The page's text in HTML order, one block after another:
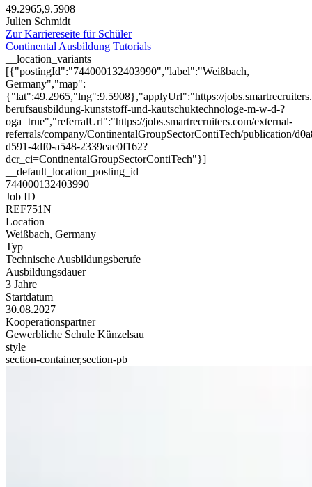
49.2965,9.5908
Julien Schmidt
Zur Karriereseite für Schüler
Continental Ausbildung Tutorials
__location_variants
[{"postingId":"744000132403990","label":"Weißbach,
Germany","map":
{"lat":49.2965,"lng":9.5908},"applyUrl":"https://
berufsausbildung-kunststoff-und-kautschuktechnologe-m-w-d-?
oga=true","referralUrl":"https://jobs.smartrecruiters.com/external-
referrals/company/ContinentalGroupSectorContiTech/publication/
d591-4df0-a548-2339eae0f162?
dcr_ci=ContinentalGroupSectorContiTech"}]
__default_location_posting_id
744000132403990
Job ID
REF751N
Location
Weißbach, Germany
Typ
Technische Ausbildungsberufe
Ausbildungsdauer
3 Jahre
Startdatum
30.08.2027
Kooperationspartner
Gewerbliche Schule Künzelsau
style
section-container,section-pb